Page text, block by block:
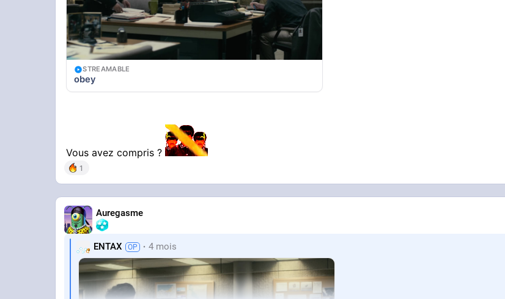
STREAMABLE
obey
Vous avez compris ?
1
Auregasme
ENTAX 4 mois